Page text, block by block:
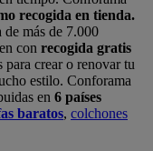
recogida en tienda.
de más de 7.000
con recogida gratis
para crear o renovar tu
estilo. Conforama
en 6 países
baratos, colchones